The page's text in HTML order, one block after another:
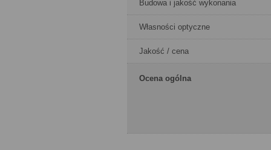
Budowa i jakość wykonania
Własności optyczne
Jakość / cena
Ocena ogólna